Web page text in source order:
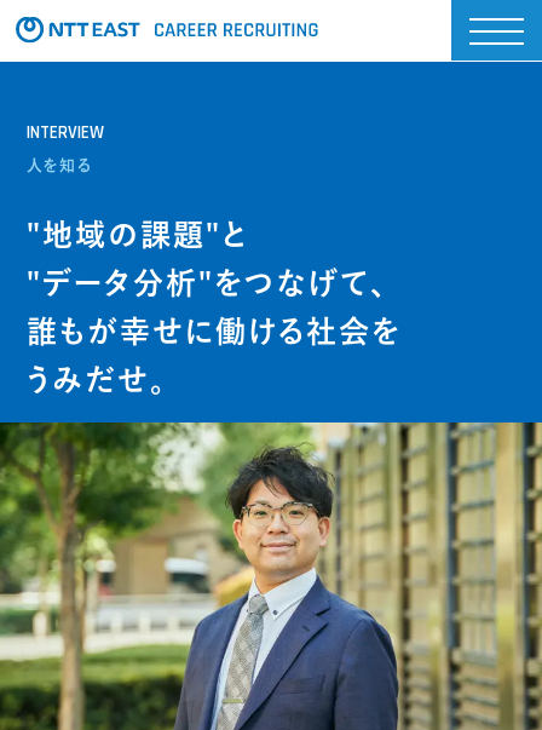
INTERVIEW
人を知る
"地域の課題"と
"データ分析"をつなげて、
誰もが幸せに働ける社会を
うみだせ。